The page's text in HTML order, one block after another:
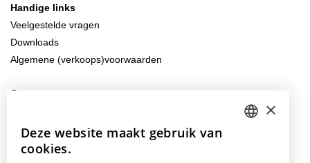
Handige links
Veelgestelde vragen
Downloads
Algemene (verkoops)voorwaarden
Contacteer ons
+32 56 77 45 15
×
Deze website maakt gebruik van
cookies.